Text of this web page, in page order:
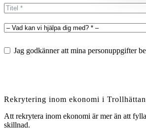
Jag godkänner att mina personuppgifter
Rekrytering inom ekonomi i Trollhättan
Att rekrytera inom ekonomi är mer än att
skillnad.